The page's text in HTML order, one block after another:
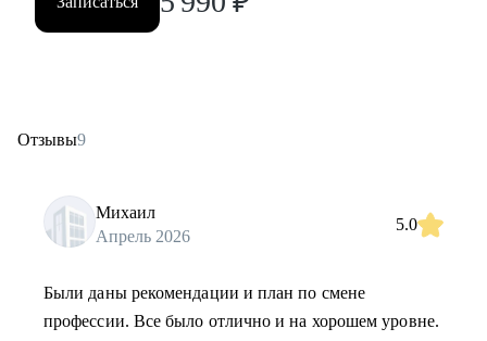
Отзывы9
Михаил
Апрель 2026
5.0
Были даны рекомендации и план по смене
профессии. Все было отлично и на хорошем уровне.